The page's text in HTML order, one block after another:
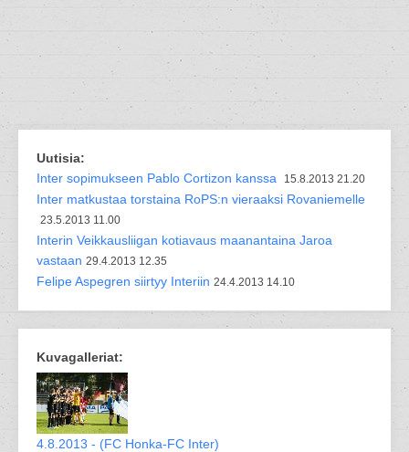
Uutisia:
Inter sopimukseen Pablo Cortizon kanssa
15.8.2013 21.20
Inter matkustaa torstaina RoPS:n vieraaksi Rovaniemelle
23.5.2013 11.00
Interin Veikkausliigan kotiavaus maanantaina Jaroa
vastaan 29.4.2013 12.35
Felipe Aspegren siirtyy Interiin 24.4.2013 14.10
Kuvagalleriat:
4.8.2013 - (FC Honka-FC Inter)